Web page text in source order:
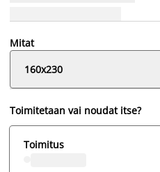
Mitat
160x230
Toimitetaan vai noudat itse?
Toimitus